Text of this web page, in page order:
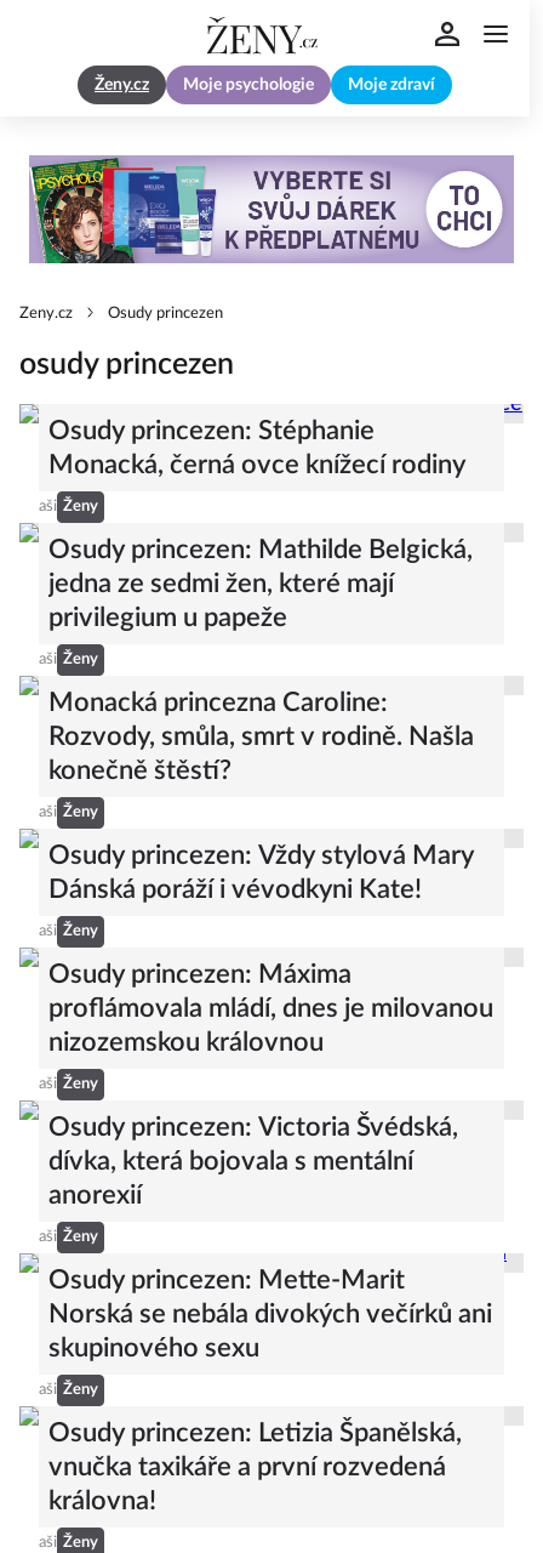
Ženy.cz Moje psychologie Moje zdraví
Zeny.cz Osudy princezen
osudy princezen
Osudy princezen: Stéphanie
Monacká, černá ovce knížecí rodiny
aši Ženy
Osudy princezen: Mathilde Belgická,
jedna ze sedmi žen, které mají
privilegium u papeže
aši Ženy
Monacká princezna Caroline:
Rozvody, smůla, smrt v rodině. Našla
konečně štěstí?
aši Ženy
Osudy princezen: Vždy stylová Mary
Dánská poráží i vévodkyni Kate!
aši Ženy
Osudy princezen: Máxima
proflámovala mládí, dnes je milovanou
nizozemskou královnou
aši Ženy
Osudy princezen: Victoria Švédská,
dívka, která bojovala s mentální
anorexií
aši Ženy
Osudy princezen: Mette-Marit
Norská se nebála divokých večírků ani
skupinového sexu
aši Ženy
Osudy princezen: Letizia Španělská,
vnučka taxikáře a první rozvedená
královna!
aši Ženy